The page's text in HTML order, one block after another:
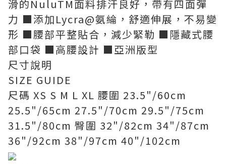
滑的NuluTM面料排汗良好，帶有四面彈
力 ■添加Lycra@氨綸，舒適伸展，不易變
形 ■腰部平整貼合，減少緊勒 ■隱藏式腰
部口袋 ■高腰設計 ■亞洲版型
尺寸說明
SIZE GUIDE
尺碼 XS S M L XL 腰圍 23.5"/60cm
25.5"/65cm 27.5"/70cm 29.5"/75cm
31.5"/80cm 臀圍 32"/82cm 34"/87cm
36"/92cm 38"/97cm 40"/102cm